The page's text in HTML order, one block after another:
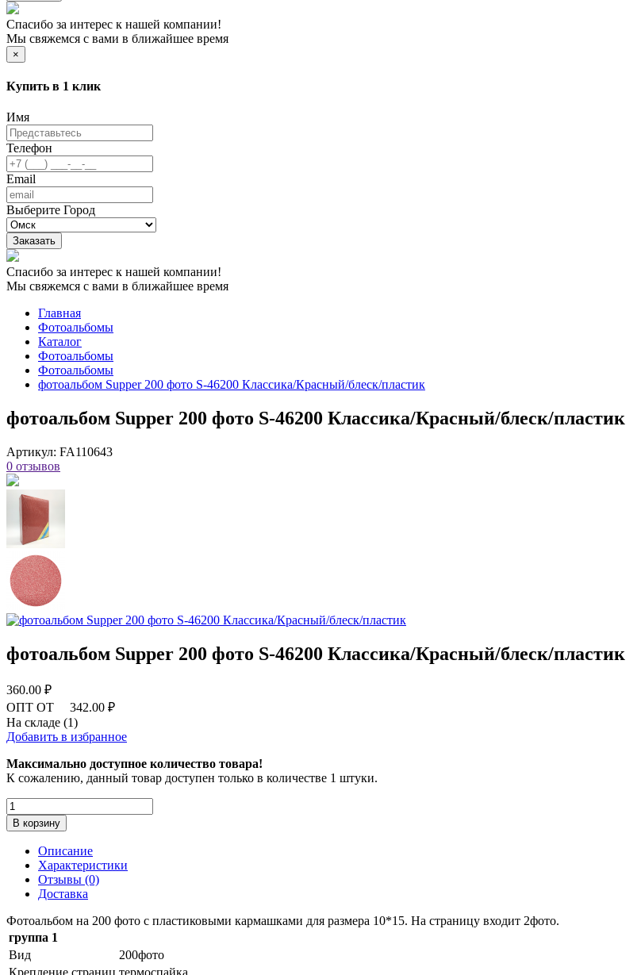
Спасибо за интерес к нашей компании!
Мы свяжемся с вами в ближайшее время
×
Купить в 1 клик
Имя
Телефон
Email
Выберите Город
Заказать
Спасибо за интерес к нашей компании!
Мы свяжемся с вами в ближайшее время
Главная
Фотоальбомы
Каталог
Фотоальбомы
Фотоальбомы
фотоальбом Supper 200 фото S-46200 Классика/Красный/блеск/пластик
фотоальбом Supper 200 фото S-46200 Классика/Красный/блеск/пластик
Артикул: FA110643
0 отзывов
фотоальбом Supper 200 фото S-46200 Классика/Красный/блеск/пластик
360.00 ₽
ОПТ ОТ
342.00 ₽
На складе (1)
Добавить в избранное
Максимально доступное количество товара!
К сожалению, данный товар доступен только в количестве 1 штуки.
В корзину
Описание
Характеристики
Отзывы (0)
Доставка
Фотоальбом на 200 фото с пластиковыми кармашками для размера 10*15. На страницу входит 2фото.
группа 1
Вид
200фото
Крепление страниц термоспайка